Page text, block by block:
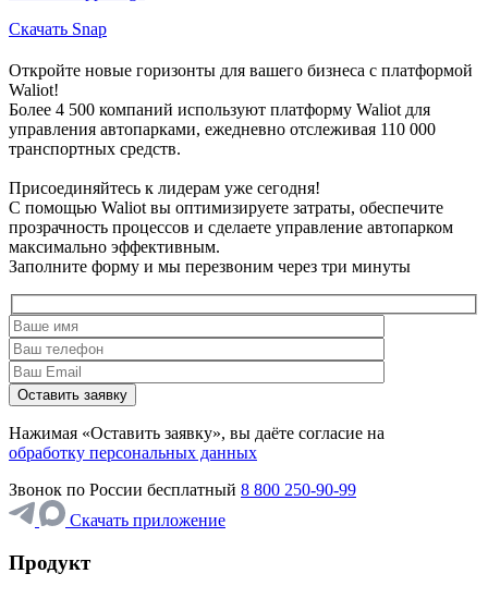
Скачать Snap
Откройте новые горизонты для вашего бизнеса с платформой
Waliot!
Более 4 500 компаний используют платформу Waliot для
управления автопарками, ежедневно отслеживая 110 000
транспортных средств.
Присоединяйтесь к лидерам уже сегодня!
С помощью Waliot вы оптимизируете затраты, обеспечите
прозрачность процессов и сделаете управление автопарком
максимально эффективным.
Заполните форму и мы перезвоним через три минуты
Нажимая «Оставить заявку», вы даёте согласие на
обработку персональных данных
Звонок по России бесплатный 8 800 250-90-99
Скачать приложение
Продукт